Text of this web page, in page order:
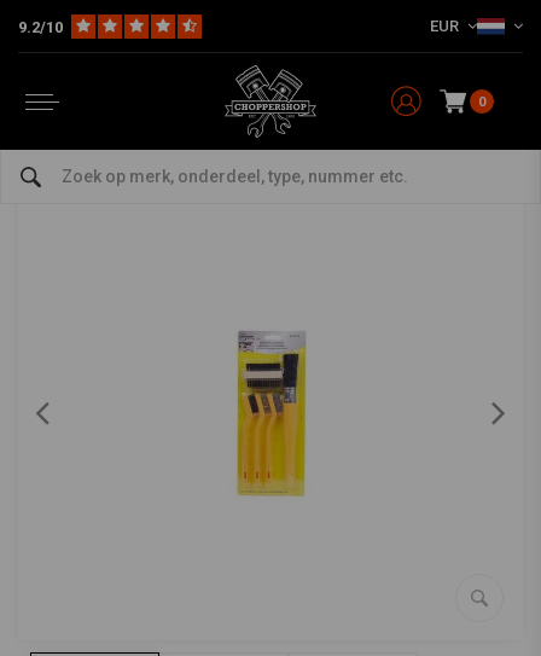
9.2/10 EUR
0
The Garage Gereedschap Borstelset Nylon/Staal/Messing 5 delig
bekijk alles van Benson Tools
Borstelset Nylon/Staal/Messing 5 delig